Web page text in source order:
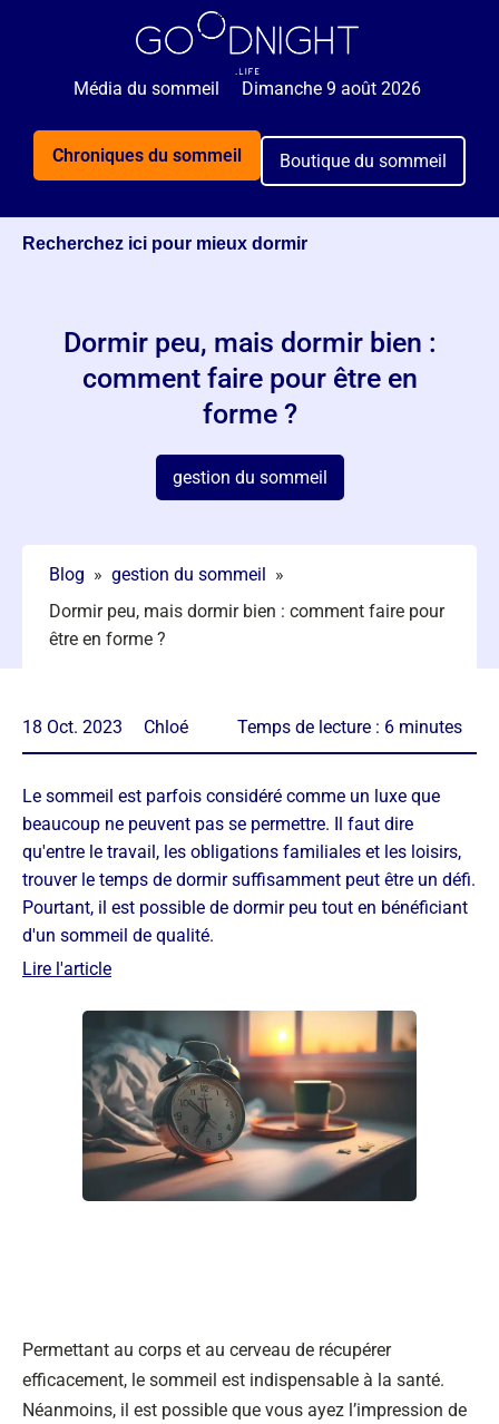
Média du sommeil Dimanche 9 août 2026
Chroniques du sommeil Boutique du sommeil
Recherchez ici pour mieux dormir
Dormir peu, mais dormir bien :
comment faire pour être en
forme ?
gestion du sommeil
Blog » gestion du sommeil »
Dormir peu, mais dormir bien : comment faire pour
être en forme ?
18 Oct. 2023 Chloé Temps de lecture : 6 minutes
Le sommeil est parfois considéré comme un luxe que
beaucoup ne peuvent pas se permettre. Il faut dire
qu'entre le travail, les obligations familiales et les loisirs,
trouver le temps de dormir suffisamment peut être un défi.
Pourtant, il est possible de dormir peu tout en bénéficiant
d'un sommeil de qualité.
Lire l'article
Permettant au corps et au cerveau de récupérer
efficacement, le sommeil est indispensable à la santé.
Néanmoins, il est possible que vous ayez l’impression de
🌙 Rejoignez 5 000+ personnes qui reçoivent
GRATUITEMENT nos astuces sommeil 2x par semaine.